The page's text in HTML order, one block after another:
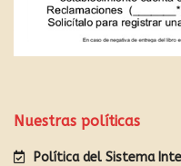
Nuestras políticas
Política del Sistema